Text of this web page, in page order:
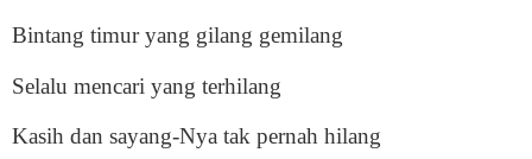
Bintang timur yang gilang gemilang
Selalu mencari yang terhilang
Kasih dan sayang-Nya tak pernah hilang